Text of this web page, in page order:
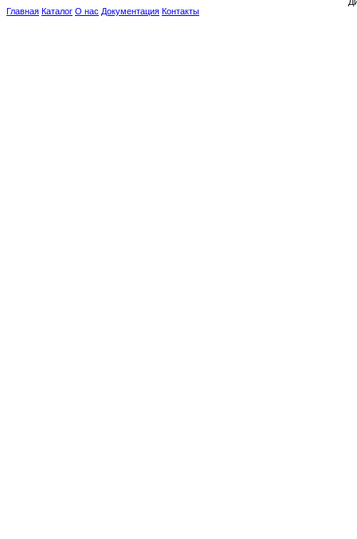
Главная Каталог О нас Документация Контакты